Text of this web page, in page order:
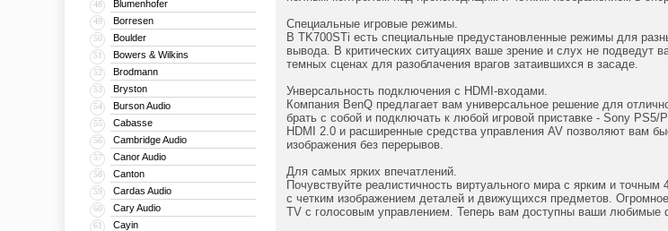
48 Blumenhofer
49 Borresen
50 Boulder
51 Bowers & Wilkins
52 Brodmann
53 Bryston
54 Burson Audio
55 Cabasse
56 Cambridge Audio
57 Canor Audio
58 Canton
59 Cardas Audio
60 Cary Audio
61 Cayin
Специальные игровые режимы.
В TK700STi есть специальные предустановленные режимы для
вывода. В критических ситуациях ваше зрение и слух не подведут
темных сценах для разоблачения врагов затаившихся в засаде.
Унверсальность подключения с HDMI-входами.
Компания BenQ предлагает вам универсальное решение для
брать с собой и подключать к любой игровой приставке - Sony
HDMI 2.0 и расширенные средства управления AV позволяют вам
изображения без перерывов.
Для самых ярких впечатлений.
Почувствуйте реалистичность виртуального мира с ярким и
с четким изображением деталей и движущихся предметов.
TV с голосовым управлением. Теперь вам доступны ваши